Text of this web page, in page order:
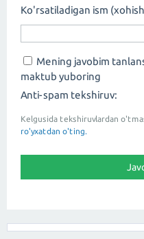
Ko'rsatiladigan ism
Mening javobim
maktub yuboring
Anti-spam tekshiruv:
Kelgusida tekshiruvlardan
ro'yxatdan o'ting.